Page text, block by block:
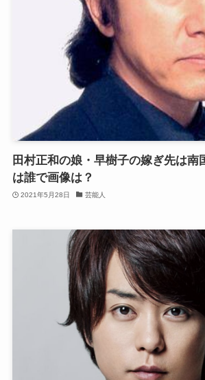
田村正和の娘・早樹子の嫁ぎ先は南
は誰で画像は？
2021年5月28日 芸能人